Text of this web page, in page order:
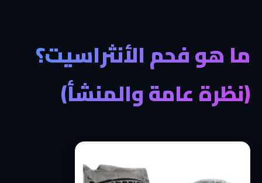
ما هو فحم الأنثراسيت؟
(نظرة عامة والمنشأ)